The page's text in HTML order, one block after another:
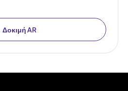
Δοκιμή AR